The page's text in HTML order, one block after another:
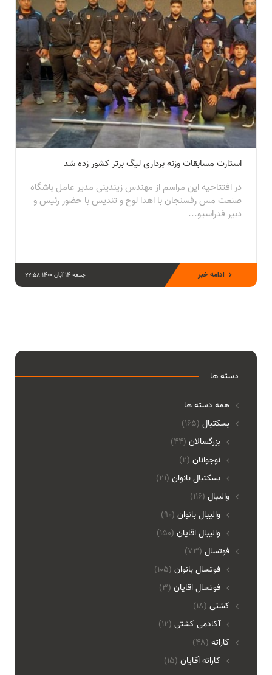
استارت مسابقات وزنه برداری لیگ برتر کشور زده شد
در افتتاحیه این مراسم از مهندس زیندینی مدیر عامل باشگاه
صنعت مس رفسنجان با اهدا لوح و تندیس با حضور رئیس و
دبیر فدراسیو...
جمعه 14 آبان 1400 22:58 ادامه خبر
دسته ها
همه دسته ها
(165) بسکتبال
بزرگسالان (44)
نوجوانان (2)
بسکتبال بانوان (21)
(116) والیبال
واليبال بانوان (90)
واليبال اقايان (150)
(73) فوتسال
فوتسال بانوان (105)
فوتسال اقايان (3)
(18) کشتی
آکادمی کشتی (12)
(48) کاراته
کاراته آقایان (15)